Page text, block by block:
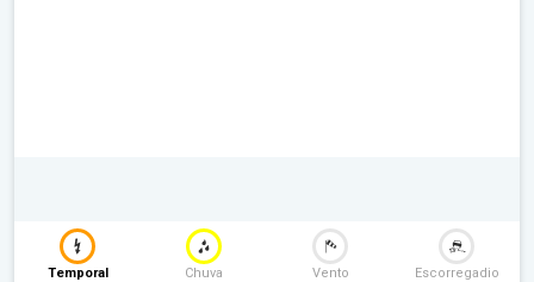
Temporal Chuva Vento Escorregadio